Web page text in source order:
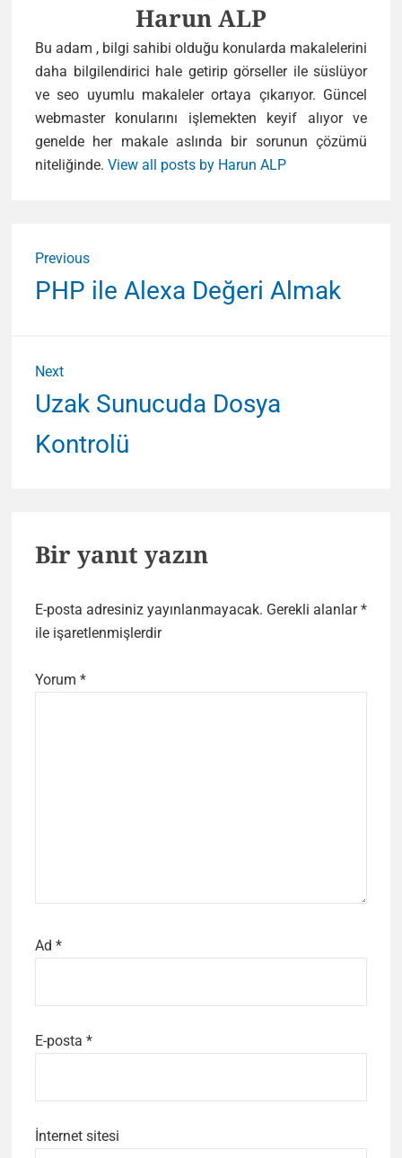
Author
Harun ALP
Bu adam , bilgi sahibi olduğu konularda makalelerini
daha bilgilendirici hale getirip görseller ile süslüyor
ve seo uyumlu makaleler ortaya çıkarıyor. Güncel
webmaster konularını işlemekten keyif alıyor ve
genelde her makale aslında bir sorunun çözümü
niteliğinde. View all posts by Harun ALP
gezinmesi
Previous
Previous
post:
PHP ile Alexa Değeri Almak
Next
Next
post:
Uzak Sunucuda Dosya
Kontrolü
Bir yanıt yazın
E-posta adresiniz yayınlanmayacak. Gerekli alanlar*
ile işaretlenmişlerdir
Yorum *
Ad *
E-posta *
İnternet sitesi